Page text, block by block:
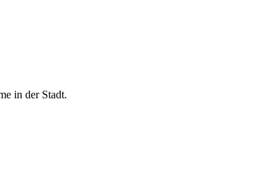
in der Stadt.